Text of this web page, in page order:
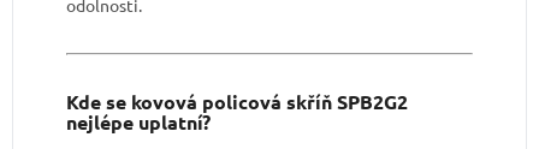
odolnosti.
Kde se kovová policová skříň SPB2G2
nejlépe uplatní?